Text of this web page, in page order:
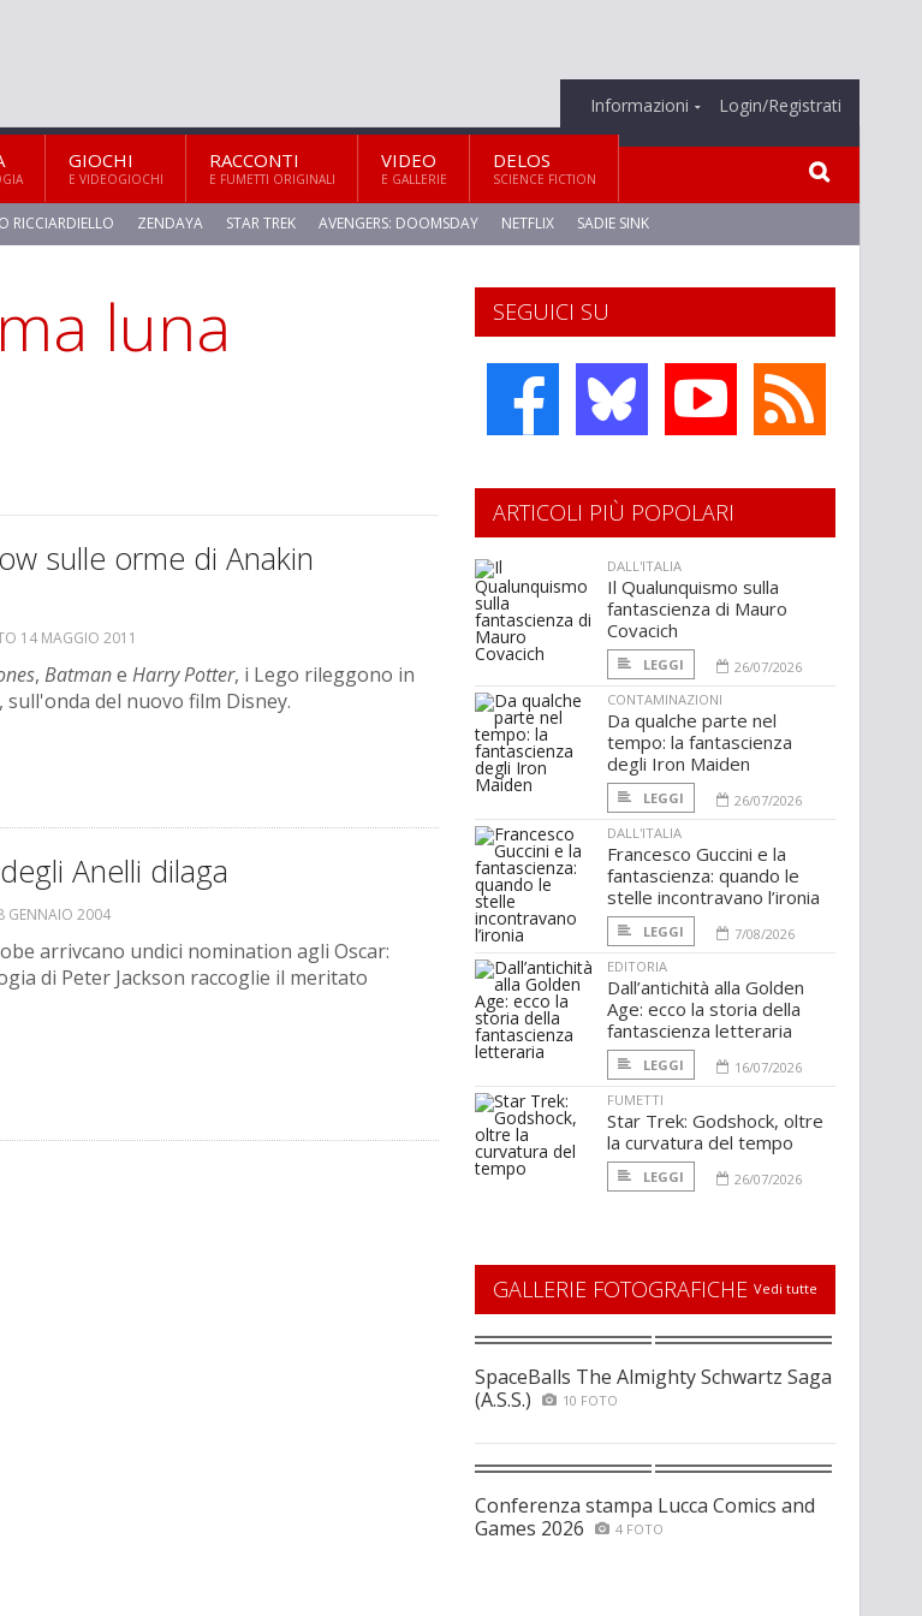
Informazioni Login/Registrati
GIOCHI
E VIDEOGIOCHI
RACCONTI
E FUMETTI ORIGINALI
VIDEO
E GALLERIE
DELOS
SCIENCE FICTION
RICCIARDIELLO ZENDAYA STAR TREK AVENGERS: DOOMSDAY NETFLIX SADIE SINK
luna
sulle orme di Anakin
14 MAGGIO 2011
, Batmane Harry Potter, i Lego rileggono in
, sull'onda del nuovo film Disney.
Anelli dilaga
GENNAIO 2004
arrivcano undici nomination agli Oscar:
di Peter Jackson raccoglie il meritato
SEGUICI SU
ARTICOLI PIÙ POPOLARI
DALL'ITALIA
Il Qualunquismo sulla
fantascienza di Mauro
Covacich
LEGGI
26/07/2026
CONTAMINAZIONI
Da qualche parte nel
tempo: la fantascienza
degli Iron Maiden
LEGGI
26/07/2026
DALL'ITALIA
Francesco Guccini e la
fantascienza: quando le
stelle incontravano l’ironia
LEGGI
7/08/2026
EDITORIA
Dall’antichità alla Golden
Age: ecco la storia della
fantascienza letteraria
LEGGI
16/07/2026
FUMETTI
Star Trek: Godshock, oltre
la curvatura del tempo
LEGGI 26/07/2026
GALLERIE FOTOGRAFICHE Vedi tutte
SpaceBalls The Almighty Schwartz Saga
(A.S.S.)
10 FOTO
Conferenza stampa Lucca Comics and
Games 2026
4 FOTO